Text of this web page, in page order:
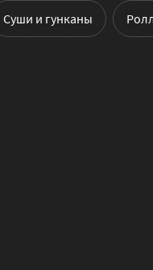
Cуши и гунканы